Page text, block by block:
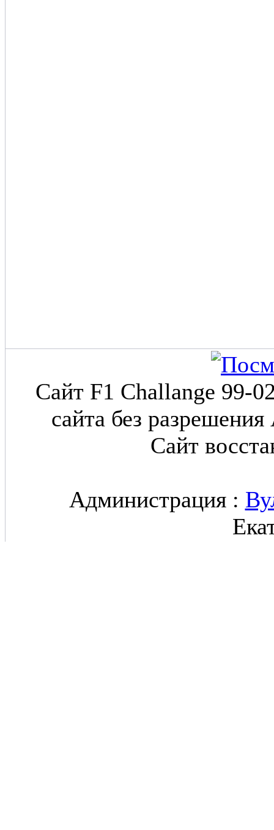
Сайт F1 Challange 99-
сайта без
Сайт
Администрация :